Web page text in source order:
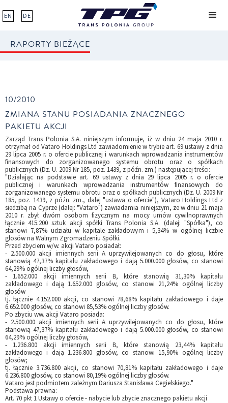
EN DE
RAPORTY BIEŻĄCE
10/2010
ZMIANA STANU POSIADANIA ZNACZNEGO
PAKIETU AKCJI
Zarząd Trans Polonia S.A. niniejszym informuje, iż w dniu 24 maja 2010 r.
otrzymał od Vataro Holdings Ltd zawiadomienie w trybie art. 69 ustawy z dnia
29 lipca 2005 r. o ofercie publicznej i warunkach wprowadzania instrumentów
finansowych do zorganizowanego systemu obrotu oraz o spółkach
publicznych (Dz. U. 2009 Nr 185, poz. 1439, z późn. zm.) następującej treści:
"Działając na podstawie art. 69 ustawy z dnia 29 lipca 2005 r. o ofercie
publicznej i warunkach wprowadzania instrumentów finansowych do
zorganizowanego systemu obrotu oraz o spółkach publicznych (Dz. U. 2009 Nr
185, poz. 1439, z późn. zm., dalej "ustawa o ofercie"), Vataro Holdings Ltd z
siedzibą na Cyprze (dalej: "Vataro") zawiadamia niniejszym, że w dniu 21 maja
2010 r. zbył dwóm osobom fizycznym na mocy umów cywilnoprawnych
łącznie 415.200 sztuk akcji spółki Trans Polonia S.A. (dalej: "Spółka"), co
stanowi 7,87% udziału w kapitale zakładowym i 5,34% w ogólnej liczbie
głosów na Walnym Zgromadzeniu Spółki.
Przed zbyciem w/w. akcji Vataro posiadał:
- 2.500.000 akcji imiennych serii A uprzywilejowanych co do głosu, które
stanowią 47,37% kapitału zakładowego i dają 5.000.000 głosów, co stanowi
64,29% ogólnej liczby głosów,
- 1.652.000 akcji imiennych serii B, które stanowią 31,30% kapitału
zakładowego i dają 1.652.000 głosów, co stanowi 21,24% ogólnej liczby
głosów
tj. łącznie 4.152.000 akcji, co stanowi 78,68% kapitału zakładowego i daje
6.652.000 głosów, co stanowi 85,53% ogólnej liczby głosów.
Po zbyciu ww. akcji Vataro posiada:
- 2.500.000 akcji imiennych serii A uprzywilejowanych co do głosu, które
stanowią 47,37% kapitału zakładowego i dają 5.000.000 głosów, co stanowi
64,29% ogólnej liczby głosów,
- 1.236.800 akcji imiennych serii B, które stanowią 23,44% kapitału
zakładowego i dają 1.236.800 głosów, co stanowi 15,90% ogólnej liczby
głosów;
tj. łącznie 3.736.800 akcji, co stanowi 70,81% kapitału zakładowego i daje
6.236.800 głosów, co stanowi 80,19% ogólnej liczby głosów.
Vataro jest podmiotem zależnym Dariusza Stanisława Cegielskiego."
Podstawa prawna:
Art. 70 pkt 1 Ustawy o ofercie - nabycie lub zbycie znacznego pakietu akcji